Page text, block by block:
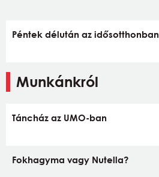
Péntek délután az idősotthonban
Munkánkról
Táncház az UMO-ban
Fokhagyma vagy Nutella?